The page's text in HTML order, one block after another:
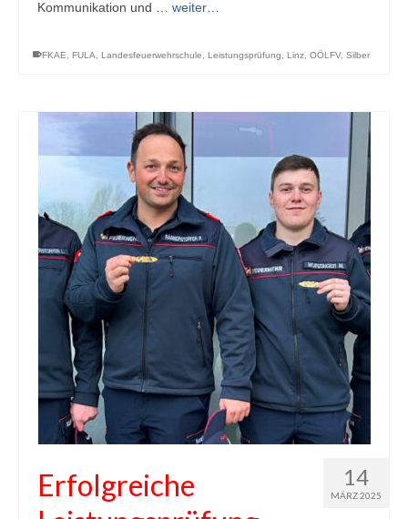
Kommunikation und … weiter…
FKAE FULA Landesfeuerwehrschule Leistungsprüfung Linz OÖLFV, Silber
14
MÄRZ 2025
Erfolgreiche